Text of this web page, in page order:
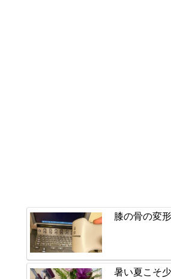
膝の骨の変
暑い夏こそ